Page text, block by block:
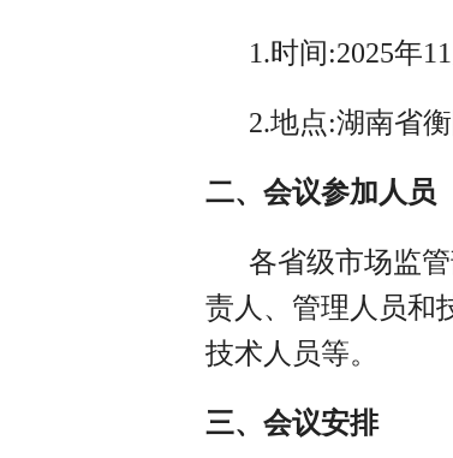
1.时间:2025年11
2.地点:湖南省衡
二、会议参加人员
各省级市场监管
责人、管理人员和
技术人员等。
三、会议安排